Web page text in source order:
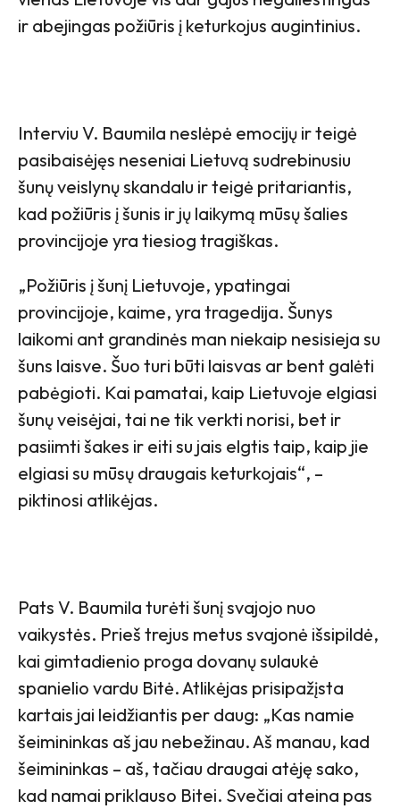
ir abejingas požiūris į keturkojus augintinius.
Interviu V. Baumila neslėpė emocijų ir teigė
pasibaisėjęs neseniai Lietuvą sudrebinusiu
šunų veislynų skandalu ir teigė pritariantis,
kad požiūris į šunis ir jų laikymą mūsų šalies
provincijoje yra tiesiog tragiškas.
„Požiūris į šunį Lietuvoje, ypatingai
provincijoje, kaime, yra tragedija. Šunys
laikomi ant grandinės man niekaip nesisieja su
šuns laisve. Šuo turi būti laisvas ar bent galėti
pabėgioti. Kai pamatai, kaip Lietuvoje elgiasi
šunų veisėjai, tai ne tik verkti norisi, bet ir
pasiimti šakes ir eiti su jais elgtis taip, kaip jie
elgiasi su mūsų draugais keturkojais“, –
piktinosi atlikėjas.
Pats V. Baumila turėti šunį svajojo nuo
vaikystės. Prieš trejus metus svajonė išsipildė,
kai gimtadienio proga dovanų sulaukė
spanielio vardu Bitė. Atlikėjas prisipažįsta
kartais jai leidžiantis per daug: „Kas namie
šeimininkas aš jau nebežinau. Aš manau, kad
šeimininkas – aš, tačiau draugai atėję sako,
kad namai priklauso Bitei. Svečiai ateina pas